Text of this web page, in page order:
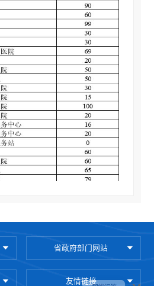
省政府部门网站
友情链接